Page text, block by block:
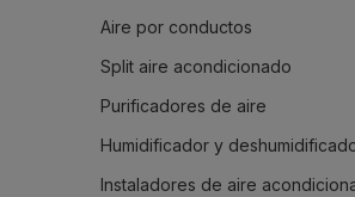
Aire por conductos
Split aire acondicionado
Purificadores de aire
Humidificador y
Instaladores de aire